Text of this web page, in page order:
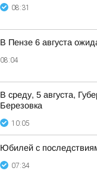
08:31
В Пензе 6 августа
08:04
В среду, 5 августа,
Березовка
10:05
Юбилей с
07:34